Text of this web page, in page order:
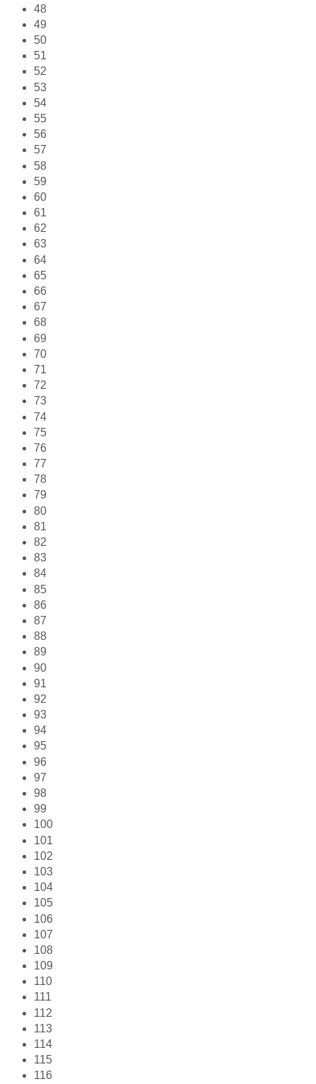
48
49
50
51
52
53
54
55
56
57
58
59
60
61
62
63
64
65
66
67
68
69
70
71
72
73
74
75
76
77
78
79
80
81
82
83
84
85
86
87
88
89
90
91
92
93
94
95
96
97
98
99
100
101
102
103
104
105
106
107
108
109
110
111
112
113
114
115
116